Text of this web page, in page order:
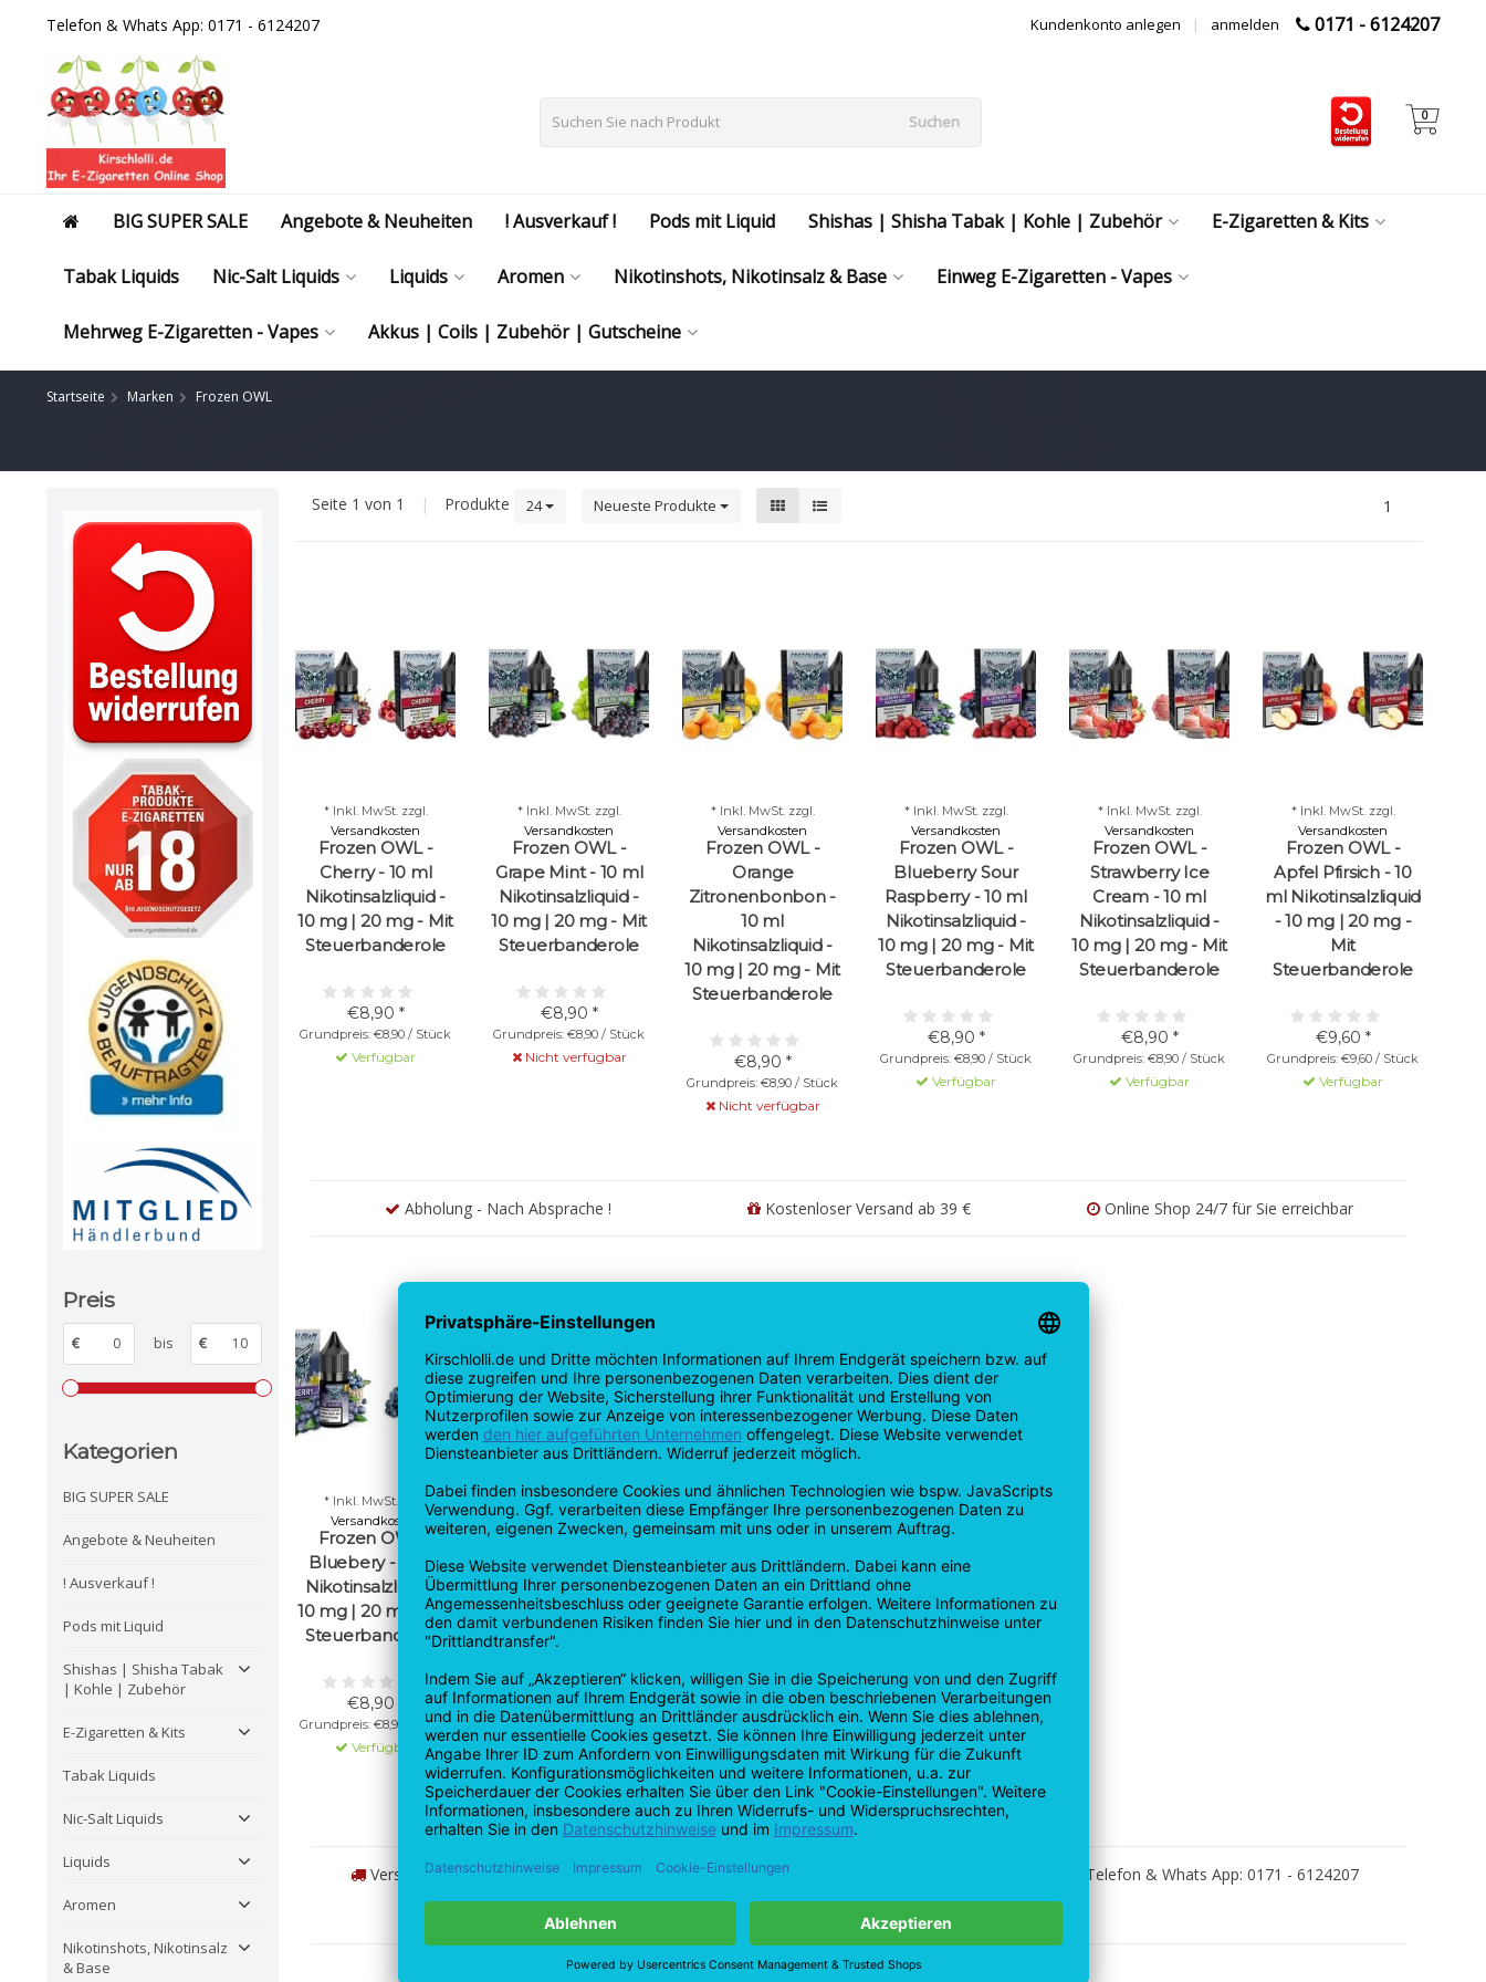
Telefon & Whats App: 0171 - 6124207 0171 - 6124207
anmelden
|
Kundenkonto anlegen
Suchen 0
BIG SUPER SALE Angebote & Neuheiten ! Ausverkauf ! Pods mit Liquid Shishas | Shisha Tabak | Kohle | Zubehör E-Zigaretten & Kits
Tabak Liquids Nic-Salt Liquids Liquids Aromen Nikotinshots, Nikotinsalz & Base Einweg E-Zigaretten - Vapes
Mehrweg E-Zigaretten - Vapes Akkus | Coils | Zubehör | Gutscheine
Startseite Marken Frozen OWL
Preis
€ bis €
Kategorien
BIG SUPER SALE
Angebote & Neuheiten
! Ausverkauf !
Pods mit Liquid
Shishas | Shisha Tabak
| Kohle | Zubehör
E-Zigaretten & Kits
Tabak Liquids
Nic-Salt Liquids
Liquids
Aromen
Nikotinshots, Nikotinsalz
& Base
Seite 1 von 1 | Produkte 24 Neueste Produkte 1
Frozen OWL -
Cherry - 10 ml
Nikotinsalzliquid -
10 mg | 20 mg - Mit
Steuerbanderole
€8,90 *
Grundpreis: €8,90 / Stück
* Inkl. MwSt. zzgl.
Versandkosten
Verfügbar
Frozen OWL -
Grape Mint - 10 ml
Nikotinsalzliquid -
10 mg | 20 mg - Mit
Steuerbanderole
€8,90 *
Grundpreis: €8,90 / Stück
* Inkl. MwSt. zzgl.
Versandkosten
Nicht verfügbar
Frozen OWL -
Orange
Zitronenbonbon -
10 ml
Nikotinsalzliquid -
10 mg | 20 mg - Mit
Steuerbanderole
€8,90 *
Grundpreis: €8,90 / Stück
* Inkl. MwSt. zzgl.
Versandkosten
Nicht verfügbar
Frozen OWL -
Blueberry Sour
Raspberry - 10 ml
Nikotinsalzliquid -
10 mg | 20 mg - Mit
Steuerbanderole
€8,90 *
Grundpreis: €8,90 / Stück
* Inkl. MwSt. zzgl.
Versandkosten
Verfügbar
Frozen OWL -
Strawberry Ice
Cream - 10 ml
Nikotinsalzliquid -
10 mg | 20 mg - Mit
Steuerbanderole
€8,90 *
Grundpreis: €8,90 / Stück
* Inkl. MwSt. zzgl.
Versandkosten
Verfügbar
Frozen OWL -
Apfel Pfirsich - 10
ml Nikotinsalzliquid
- 10 mg | 20 mg -
Mit
Steuerbanderole
€9,60 *
Grundpreis: €9,60 / Stück
* Inkl. MwSt. zzgl.
Versandkosten
Verfügbar
Abholung - Nach Absprache ! Kostenloser Versand ab 39 € Online Shop 24/7 für Sie erreichbar
Frozen OWL -
Bluebery - 10 ml
Nikotinsalzliquid -
10 mg | 20 mg - Mit
Steuerbanderole
€8,90 *
Grundpreis: €8,90 / Stück
* Inkl. MwSt. zzgl.
Versandkosten
Verfügbar
Frozen OWL -
Pfirsich Grüner Tee
- 10 ml
Nikotinsalzliquid -
10 mg | 20 mg - Mit
€8,90 *
Grundpreis: €8,90 / Stück
* Inkl. MwSt. zzgl.
Versandkosten
Verfügbar
Frozen OWL -
Eisbonbon - 10 ml
Nikotinsalzliquid -
10 mg | 20 mg - Mit
Steuerbanderole
€8,90 *
Grundpreis: €8,90 / Stück
* Inkl. MwSt. zzgl.
Versandkosten
Verfügbar
Versand innerhalb von 24 / 48 Stunden
Bitte beachten: Wir verschicken an KEINE
möglich !
Telefon & Whats App: 0171 - 6124207